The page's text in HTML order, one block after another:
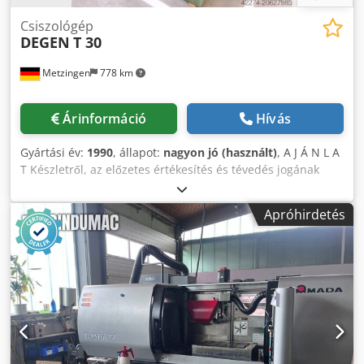
Metzingen 778 km
Csiszológép
DEGEN T 30
Árinformáció Hívás
Gyártási év: 1990, állapot: nagyon jó (használt), A J Á N L A
T Készletről, az előzetes értékesítés és tévedés jogának
fenntartásával, nem kötelező érvényű ajánlatot teszünk: D
E G E N Kézi vágó-, hegyesítő és körköszörűgép
kidobótűkhöz Típus: T Gyártási év: 1990 _____ Köszörűkocsi
csúcsmagassága: kb. 200 mm Djdpfx Aexzuuvjcasck
Köszörűkorong átmérő x furat: 200 x 30 mm Köszörűkorong
fordulatszám: kb. ... ford./perc Hajtás teljesítménye
(köszörűkorong): kb. ... kW Munkadaraborsó
csúcsmagassága: 160 mm Munkadaraborsó hosszanti
állíthatósága: kb. 100 mm Munkadaraborsó keresztirányú
állíthatósága: kb. 200 mm Munkadaraborsó elfordítható
mindkét irányban: kb. 2 x 30° Tokmány befogási
Apróhirdetés